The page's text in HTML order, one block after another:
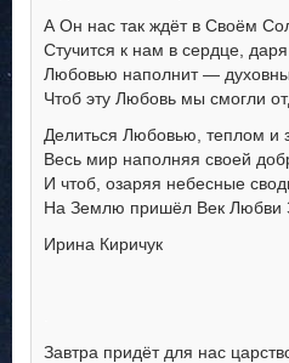
А Он нас так ждёт в Своём
Стучится к нам в сердце,
Любовью наполнит —
Чтоб эту Любовь мы смогли
Делиться Любовью, теплом и
Весь мир наполняя своей
И чтоб, озаряя небесные
На Землю пришёл Век Любви
Ирина Киричук
Завтра придёт для нас